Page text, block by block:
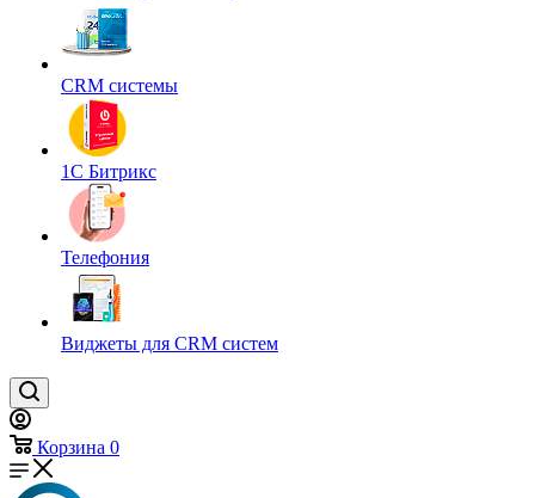
CRM системы
1С Битрикс
Телефония
Виджеты для CRM cистем
Корзина 0